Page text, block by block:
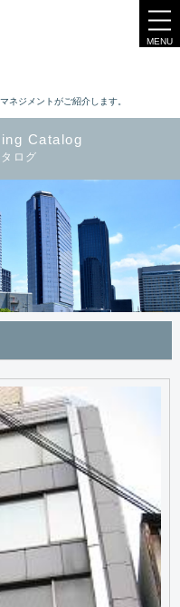
MENU
ネジメントがご紹介します。
Catalog
ログ